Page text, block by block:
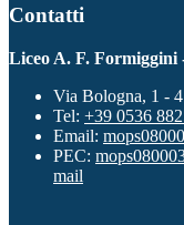
Contatti
Liceo A. F. Formiggini
Via Bologna, 1 -
Tel: +39 0536
Email:
PEC:
mail